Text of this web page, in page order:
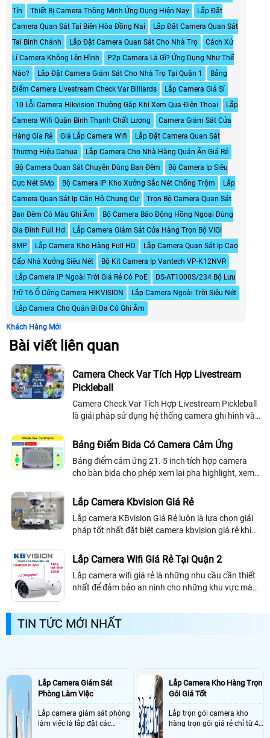
Tín
Thiết Bị Camera Thông Minh Ứng Dụng Hiện Nay
Lắp Đặt
Camera Quan Sát Tại Biên Hòa Đồng Nai
Lắp Đặt Camera Quan Sát
Tai Bình Chánh
Lắp Đặt Camera Quan Sát Cho Nhà Trọ
Cách Xử
Lí Camera Không Lên Hình
P2p Camera Là Gì? Ứng Dụng Như Thế
Nào?
Lắp Đặt Camera Giám Sát Cho Nhà Trọ Tại Quận 1
Bảng
Điểm Camera Livestream Check Var Billiards
Lắp Camera Giá Sỉ
10 Lỗi Camera Hikvision Thường Gặp Khi Xem Qua Điện Thoại
Lắp
Camera Wifi Quận Bình Thạnh Chất Lượng
Camera Giám Sát Cửa
Hàng Gía Rẻ
Giá Lắp Camera Wifi
Lắp Đặt Camera Quan Sát
Thương Hiệu Dahua
Lắp Camera Cho Nhà Hàng Quán Ăn Giá Rẻ
Bộ Camera Quan Sát Chuyên Dùng Ban Đêm
Bộ Camera Ip Siêu
Cực Nét 5Mp
Bộ Camera IP Kho Xưởng Sắc Nét Chống Trộm
Lắp
Camera Quan Sát Ip Căn Hộ Chung Cư
Trọn Bộ Camera Quan Sát
Ban Đêm Có Màu Ghi Âm
Bộ Camera Báo Động Hồng Ngoại Dùng
Gia Đình Full Hd
Lắp Camera Giám Sát Cửa Hàng Trọn Bộ VIGI
3MP
Lắp Camera Kho Hàng Full HD
Lắp Camera Quan Sát Ip Cao
Cấp Nhà Xưởng Siêu Nét
Bộ Kit Camera Ip Vantech VP-K12NVR
Lắp Camera IP Ngoài Trời Giá Rẻ Có PoE
DS-AT1000S/234 Bộ Lưu
Trữ 16 Ổ Cứng Camera HIKVISION
Lắp Camera Ngoài Trời Siêu Nét
Lắp Camera Cho Quán Bi Da Có Ghi Âm
Khách Hàng Mới
Bài viết liên quan
Camera Check Var Tích Hợp Livestream
Pickleball
Camera Check Var Tích Hợp Livestream Pickleball
là giải pháp sử dụng hệ thống camera ghi hình và
chính xác, tăng tính công bằng, đồng thời nâng
cao trải nghiệm xem trực tuyến cho các sân và giải
đấu pickleball phong trào lẫn chuyên nghiệp
Bảng Điểm Bida Có Camera Cảm Ứng
Bảng điểm cảm ứng 21. 5 inch tích hợp camera
cho bàn bida cho phép xem lại pha highlight, xem
thoại hoặc ngay trên bảng điểm
Lắp Camera Kbvision Giá Rẻ
Lắp camera KBvision Giá Rẻ luôn là lựa chọn giải
pháp tốt nhất đặt biệt camera kbvision giá rẻ khi
camera chỉ từ 4. 300
Lắp Camera Wifi Giá Rẻ Tại Quận 2
Lắp camera wifi giá rẻ là những nhu cầu cần thiết
nhất để đảm bảo an ninh cho những khu vực mà
đình, cửa hàng, shop, văn phòng, công ty,. .
TIN TỨC MỚI NHẤT
Lắp Camera Giám Sát
Phòng Làm Việc
Lắp camera giám sát phòng
làm việc là lắp đặt các
Lắp Camera Kho Hàng Trọn
Gói Giá Tốt
Lắp trọn gói camera kho
hàng trọn gói giá rẻ chỉ từ 4